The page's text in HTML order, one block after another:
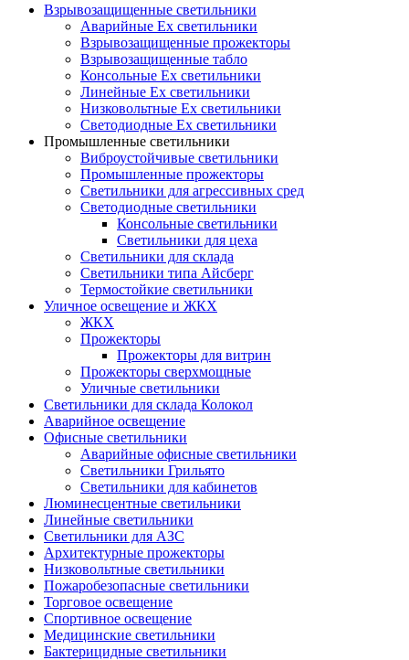
Взрывозащищенные светильники
Аварийные Ex светильники
Взрывозащищенные прожекторы
Взрывозащищенные табло
Консольные Ех светильники
Линейные Ex светильники
Низковольтные Ex светильники
Светодиодные Ex светильники
Промышленные светильники
Виброустойчивые светильники
Промышленные прожекторы
Светильники для агрессивных сред
Светодиодные светильники
Консольные светильники
Светильники для цеха
Светильники для склада
Светильники типа Айсберг
Термостойкие светильники
Уличное освещение и ЖКХ
ЖКХ
Прожекторы
Прожекторы для витрин
Прожекторы сверхмощные
Уличные светильники
Светильники для склада Колокол
Аварийное освещение
Офисные светильники
Аварийные офисные светильники
Светильники Грильято
Светильники для кабинетов
Люминесцентные светильники
Линейные светильники
Светильники для АЗС
Архитектурные прожекторы
Низковольтные светильники
Пожаробезопасные светильники
Торговое освещение
Спортивное освещение
Медицинские светильники
Бактерицидные светильники